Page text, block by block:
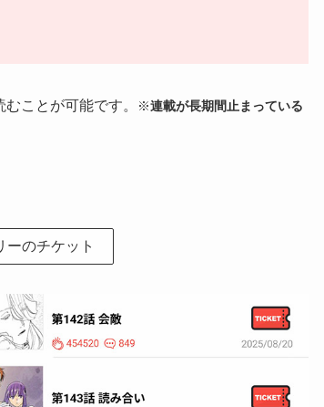
ことが可能です。 ※連載が長期間止まっている
ーのチケット